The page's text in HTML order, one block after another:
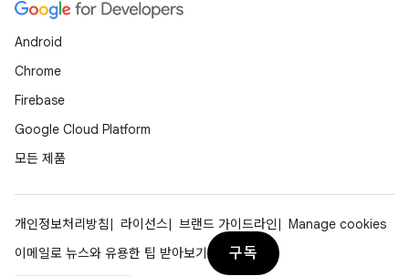
Android
Chrome
Firebase
Google Cloud Platform
모든 제품
개인정보처리방침 라이선스 브랜드 가이드라인
Manage cookies
이메일로 뉴스와 유용한 팁 받아보기
구독